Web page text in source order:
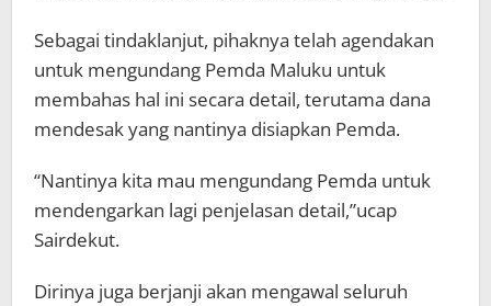
Sebagai tindaklanjut, pihaknya telah agendakan
untuk mengundang Pemda Maluku untuk
membahas hal ini secara detail, terutama dana
mendesak yang nantinya disiapkan Pemda.
“Nantinya kita mau mengundang Pemda untuk
mendengarkan lagi penjelasan detail,”ucap
Sairdekut.
Dirinya juga berjanji akan mengawal seluruh